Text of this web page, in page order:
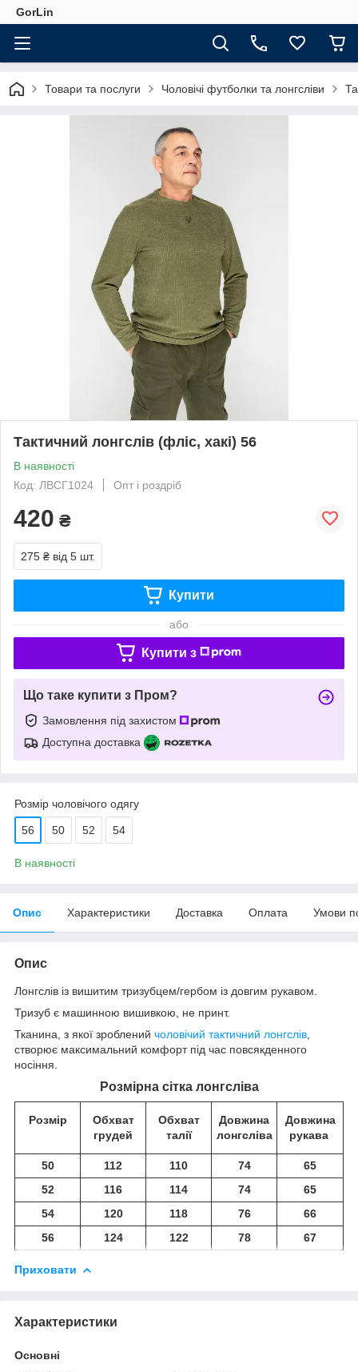
GorLin
Товари та послуги Чоловічі футболки та лонгсліви
Тактичний лонгслів (фліс, хакі) 56
В наявності
Код: ЛВСГ1024
Опт і роздріб
420 ₴
275 ₴ від 5 шт.
Купити
або
Купити з
Що таке купити з Пром?
Замовлення під захистом
Доступна доставка
Розмір чоловічого одягу
56 50 52 54
В наявності
Опис Характеристики Доставка Оплата Умови
Опис
Лонгслів із вишитим тризубцем/гербом із довгим рукавом.
Тризуб є машинною вишивкою, не принт.
Тканина, з якої зроблений чоловічий тактичний лонгслів
створює максимальний комфорт під час повсякденного
носіння.
Розмірна сітка лонгсліва
Розмір
Обхват
грудей
Обхват
талії
Довжина
лонгсліва
Довжина
рукава
50 112 110 74
65
52
116 114 74
65
54
120 118 76
66
56
124 122 78 67
Приховати
Характеристики
Основні